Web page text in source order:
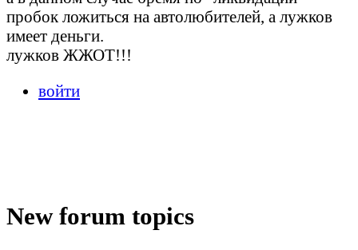
пробок ложиться на автолюбителей, а лужков
имеет деньги.
лужков ЖЖОТ!!!
войти
New forum topics